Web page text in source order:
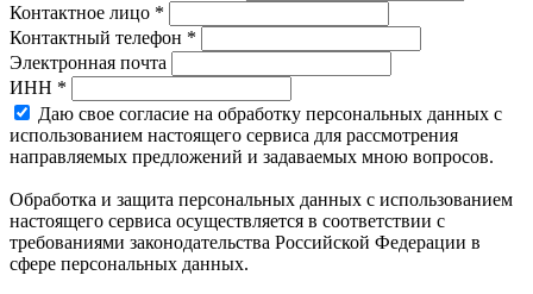
Контактное лицо *
Контактный телефон *
Электронная почта
ИНН *
Даю свое согласие на обработку персональных данных с
использованием настоящего сервиса для рассмотрения
направляемых предложений и задаваемых мною вопросов.
Обработка и защита персональных данных с использованием
настоящего сервиса осуществляется в соответствии с
требованиями законодательства Российской Федерации в
сфере персональных данных.